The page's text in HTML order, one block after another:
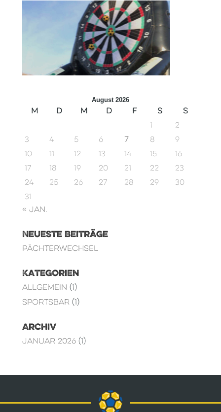
August 2026
M D M D F S
S
1
2
3
4 5 6 7 8
9
10
11 12 13 14 15
16
17
18 19 20 21 22
23
24
25 26 27 28 29
30
31
« Jan.
Neueste Beiträge
Pächterwechsel
Kategorien
Allgemein (1)
Sportsbar(1)
Archiv
Januar 2026(1)